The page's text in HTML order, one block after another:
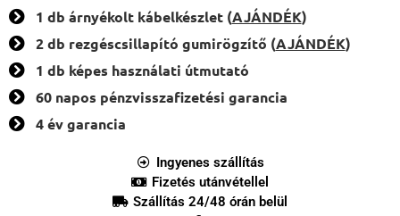
1 db árnyékolt kábelkészlet (AJÁNDÉK)
2 db rezgéscsillapító gumirögzítő (AJÁNDÉK)
1 db képes használati útmutató
60 napos pénzvisszafizetési garancia
4 év garancia
Ingyenes szállítás
Fizetés utánvétellel
Szállítás 24/48 órán belül